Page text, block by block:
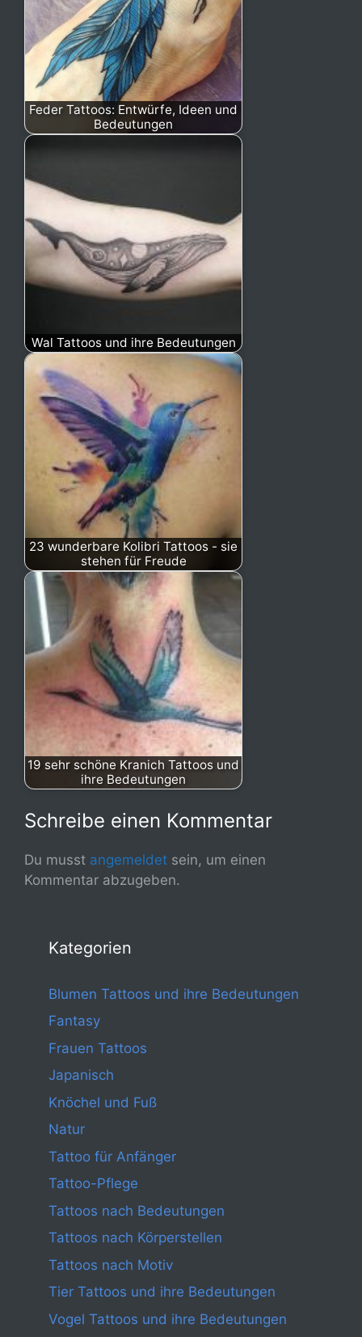
Feder Tattoos: Entwürfe, Ideen und
Bedeutungen
Wal Tattoos und ihre Bedeutungen
23 wunderbare Kolibri Tattoos - sie
stehen für Freude
19 sehr schöne Kranich Tattoos und
ihre Bedeutungen
Schreibe einen Kommentar
Du musst angemeldet sein, um einen
Kommentar abzugeben.
Kategorien
Blumen Tattoos und ihre Bedeutungen
Fantasy
Frauen Tattoos
Japanisch
Knöchel und Fuß
Natur
Tattoo für Anfänger
Tattoo-Pflege
Tattoos nach Bedeutungen
Tattoos nach Körperstellen
Tattoos nach Motiv
Tier Tattoos und ihre Bedeutungen
Vogel Tattoos und ihre Bedeutungen